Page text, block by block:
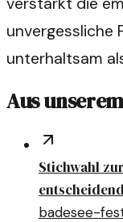
unvergessliche
unterhaltsam
Aus
Stichwahl
badesee-